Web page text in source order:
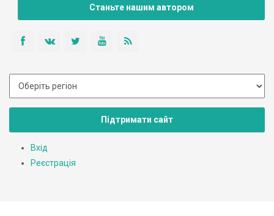
Станьте нашим автором
Підтримати сайт
Вхід
Реєстрація